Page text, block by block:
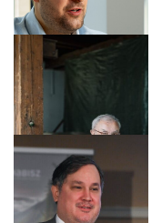
Energia
Támogatói tartalom